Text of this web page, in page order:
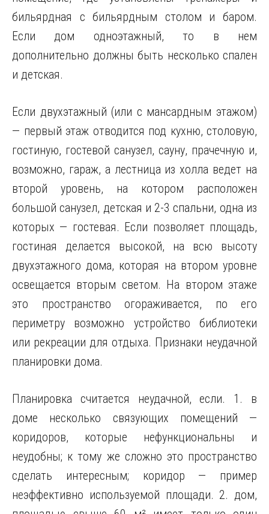
бильярдная с бильярдным столом и баром.
Если дом одноэтажный, то в нем
дополнительно должны быть несколько спален
и детская.
Если двухэтажный (или с мансардным этажом)
— первый этаж отводится под кухню, столовую,
гостиную, гостевой санузел, сауну, прачечную и,
возможно, гараж, а лестница из холла ведет на
второй уровень, на котором расположен
большой санузел, детская и 2-3 спальни, одна из
которых — гостевая. Если позволяет площадь,
гостиная делается высокой, на всю высоту
двухэтажного дома, которая на втором уровне
освещается вторым светом. На втором этаже
это пространство огораживается, по его
периметру возможно устройство библиотеки
или рекреации для отдыха. Признаки неудачной
планировки дома.
Планировка считается неудачной, если. 1. в
доме несколько связующих помещений —
коридоров, которые нефункциональны и
неудобны; к тому же сложно это пространство
сделать интересным; коридор — пример
неэффективно используемой площади. 2. дом,